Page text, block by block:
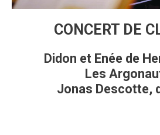
CONCERT DE
Didon et Enée de
Les
Jonas Descotte,